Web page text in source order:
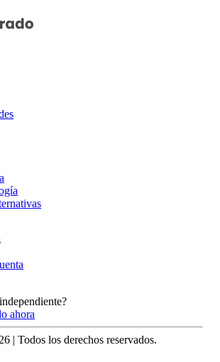
ahora
| Todos los derechos reservados.